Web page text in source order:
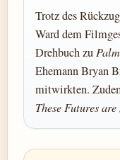
Trotz des
Ward dem
Drehbuch zu
Ehemann Bryan
mitwirkten.
These Futures